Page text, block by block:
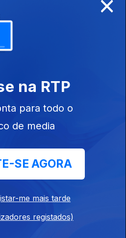
e autora do livro "Isto não
do livro "O Vício dos Fundos
conhecer a portuguesa Elisabete
Cabeças".
na RTP
para todo o
de media
SE AGORA
me mais tarde
registados)